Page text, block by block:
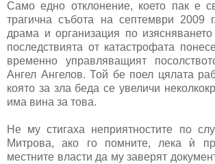
Само едно отклонение, което пак е
трагична събота на септември 2009
драма и организация по
последствията от катастрофата
временно управляващият
Ангел Ангелов. Той бе поел цялата
която за зла беда се увеличи
има вина за това.
Не му стигаха неприятностите по
Митрова, ако го помните, лека ѝ
местните власти да му заверят